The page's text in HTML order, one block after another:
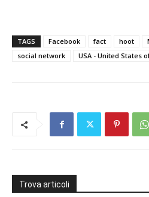
TAGS Facebook fact hoot
social network
USA - United States
Trova articoli